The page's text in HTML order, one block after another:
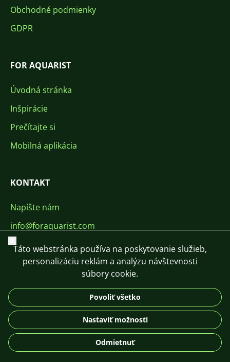
Obchodné podmienky
GDPR
FOR AQUARIST
Úvodná stránka
Inšpirácie
Prečítajte si
Mobilná aplikácia
KONTAKT
Napíšte nám
info@foraquarist.com
+420 603 449 602
DE
© 2026 For Aquarist
Zavrieť
Táto webstránka používa na poskytovanie služieb,
personalizáciu reklám a analýzu návštevnosti
súbory cookie.
Povoliť všetko
Nastaviť možnosti
Odmietnuť